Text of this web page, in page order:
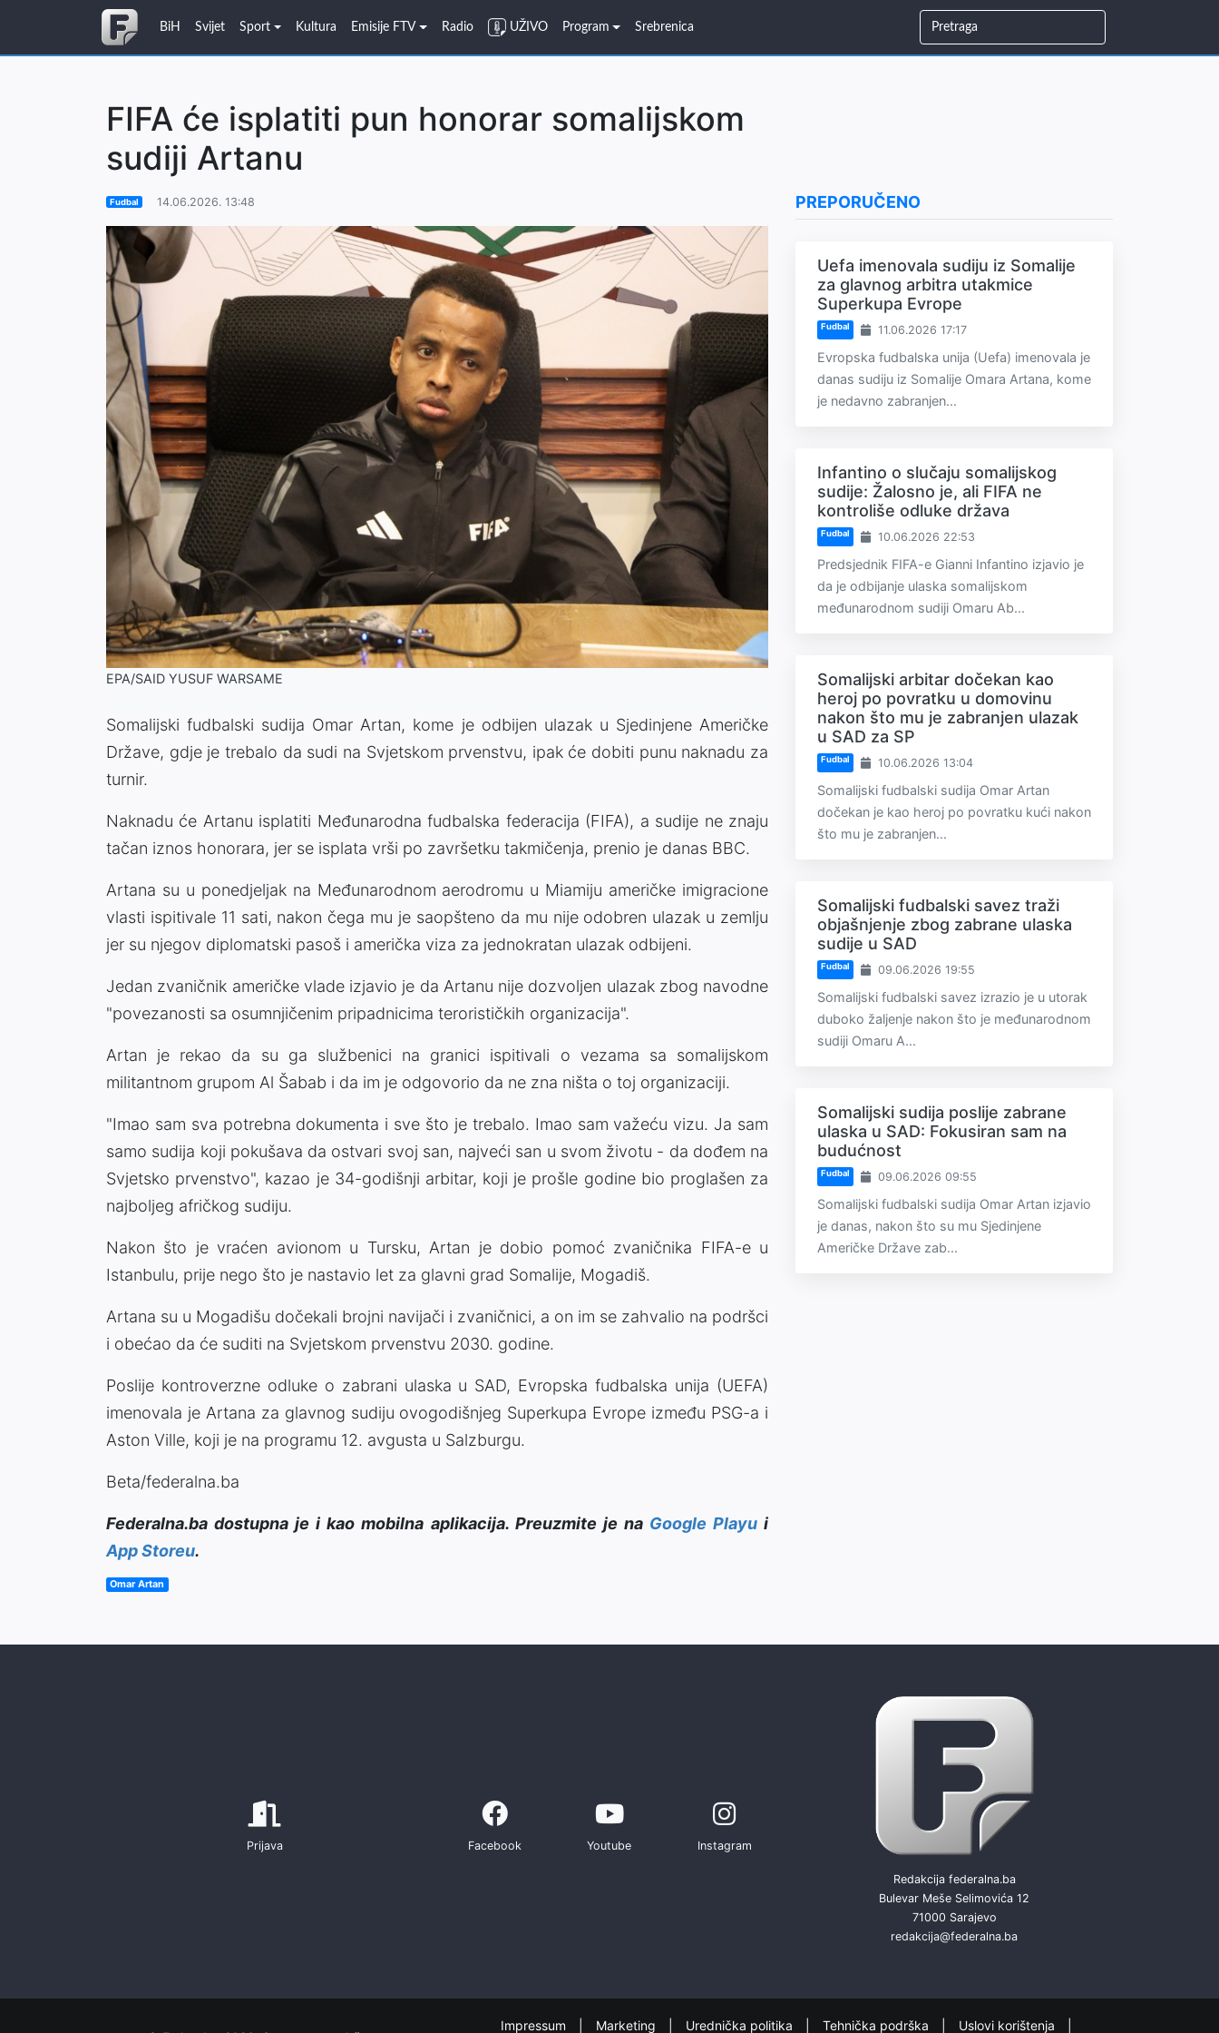
BiH Svijet Sport Kultura Emisije FTV Radio UŽIVO Program Srebrenica
FIFA će isplatiti pun honorar somalijskom
sudiji Artanu
Fudbal 14.06.2026. 13:48
EPA/SAID YUSUF WARSAME
Somalijski fudbalski sudija Omar Artan, kome je odbijen ulazak u Sjedinjene Američke
Države, gdje je trebalo da sudi na Svjetskom prvenstvu, ipak će dobiti punu naknadu za
turnir.
Naknadu će Artanu isplatiti Međunarodna fudbalska federacija (FIFA), a sudije ne znaju
tačan iznos honorara, jer se isplata vrši po završetku takmičenja, prenio je danas BBC.
Artana su u ponedjeljak na Međunarodnom aerodromu u Miamiju američke imigracione
vlasti ispitivale 11 sati, nakon čega mu je saopšteno da mu nije odobren ulazak u zemlju
jer su njegov diplomatski pasoš i američka viza za jednokratan ulazak odbijeni.
Jedan zvaničnik američke vlade izjavio je da Artanu nije dozvoljen ulazak zbog navodne
"povezanosti sa osumnjičenim pripadnicima terorističkih organizacija".
Artan je rekao da su ga službenici na granici ispitivali o vezama sa somalijskom
militantnom grupom Al Šabab i da im je odgovorio da ne zna ništa o toj organizaciji.
"Imao sam sva potrebna dokumenta i sve što je trebalo. Imao sam važeću vizu. Ja sam
samo sudija koji pokušava da ostvari svoj san, najveći san u svom životu - da dođem na
Svjetsko prvenstvo", kazao je 34-godišnji arbitar, koji je prošle godine bio proglašen za
najboljeg afričkog sudiju.
Nakon što je vraćen avionom u Tursku, Artan je dobio pomoć zvaničnika FIFA-e u
Istanbulu, prije nego što je nastavio let za glavni grad Somalije, Mogadiš.
Artana su u Mogadišu dočekali brojni navijači i zvaničnici, a on im se zahvalio na podršci
i obećao da će suditi na Svjetskom prvenstvu 2030. godine.
Poslije kontroverzne odluke o zabrani ulaska u SAD, Evropska fudbalska unija (UEFA)
imenovala je Artana za glavnog sudiju ovogodišnjeg Superkupa Evrope između PSG-a i
Aston Ville, koji je na programu 12. avgusta u Salzburgu.
Beta/federalna.ba
Federalna.ba dostupna je i kao mobilna aplikacija. Preuzmite je na Google Playui
App Storeu.
Omar Artan
PREPORUČENO
Uefa imenovala sudiju iz Somalije
za glavnog arbitra utakmice
Superkupa Evrope
Fudbal 11.06.2026 17:17
Evropska fudbalska unija (Uefa) imenovala je
danas sudiju iz Somalije Omara Artana, kome
je nedavno zabranjen...
Infantino o slučaju somalijskog
sudije: Žalosno je, ali FIFA ne
kontroliše odluke država
Fudbal 10.06.2026 22:53
Predsjednik FIFA-e Gianni Infantino izjavio je
da je odbijanje ulaska somalijskom
međunarodnom sudiji Omaru Ab...
Somalijski arbitar dočekan kao
heroj po povratku u domovinu
nakon što mu je zabranjen ulazak
u SAD za SP
Fudbal 10.06.2026 13:04
Somalijski fudbalski sudija Omar Artan
dočekan je kao heroj po povratku kući nakon
što mu je zabranjen...
Somalijski fudbalski savez traži
objašnjenje zbog zabrane ulaska
sudije u SAD
Fudbal 09.06.2026 19:55
Somalijski fudbalski savez izrazio je u utorak
duboko žaljenje nakon što je međunarodnom
sudiji Omaru A...
Somalijski sudija poslije zabrane
ulaska u SAD: Fokusiran sam na
budućnost
Fudbal 09.06.2026 09:55
Somalijski fudbalski sudija Omar Artan izjavio
je danas, nakon što su mu Sjedinjene
Američke Države zab...
Prijava Facebook Youtube Instagram
Redakcija federalna.ba
Bulevar Meše Selimovića 12
71000 Sarajevo
redakcija@federalna.ba
Impressum Marketing Urednička politika Tehnička podrška Uslovi korištenja